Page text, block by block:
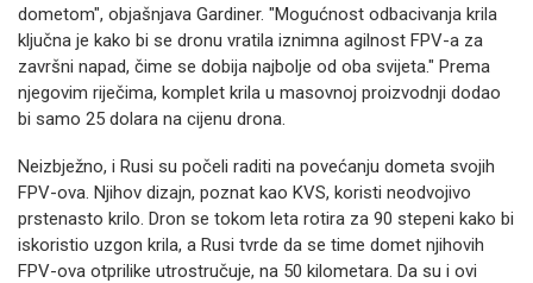
dometom", objašnjava Gardiner. "Mogućnost odbacivanja krila
ključna je kako bi se dronu vratila iznimna agilnost FPV-a za
završni napad, čime se dobija najbolje od oba svijeta." Prema
njegovim riječima, komplet krila u masovnoj proizvodnji dodao
bi samo 25 dolara na cijenu drona.
Neizbježno, i Rusi su počeli raditi na povećanju dometa svojih
FPV-ova. Njihov dizajn, poznat kao KVS, koristi neodvojivo
prstenasto krilo. Dron se tokom leta rotira za 90 stepeni kako bi
iskoristio uzgon krila, a Rusi tvrde da se time domet njihovih
FPV-ova otprilike utrostručuje, na 50 kilometara. Da su i ovi